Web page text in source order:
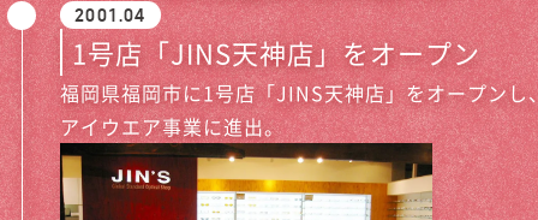
2001.04
1号店「JINS天神店」をオープン
福岡県福岡市に1号店「JINS天神店」をオープンし
アイウエア事業に進出。